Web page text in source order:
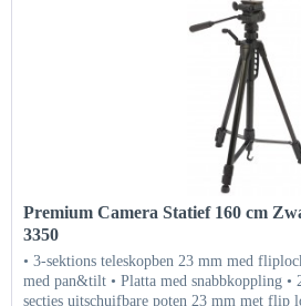
Premium Camera Statief 160 cm
3350
• 3-sektions teleskopben 23 mm med
med pan&tilt • Platta med snabbkoppling •
secties uitschuifbare poten 23 mm met flip